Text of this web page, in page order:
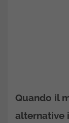
Quando il
alternative